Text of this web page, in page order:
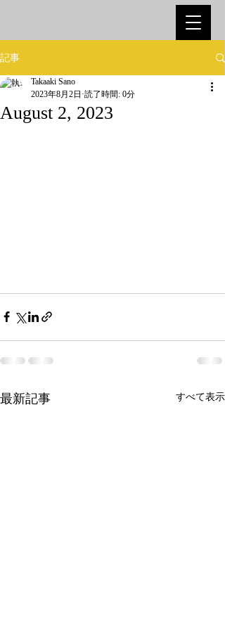
記事
August 2, 2023
Takaaki Sano
2023年8月2日 読了時間: 0分
最新記事 すべて表示